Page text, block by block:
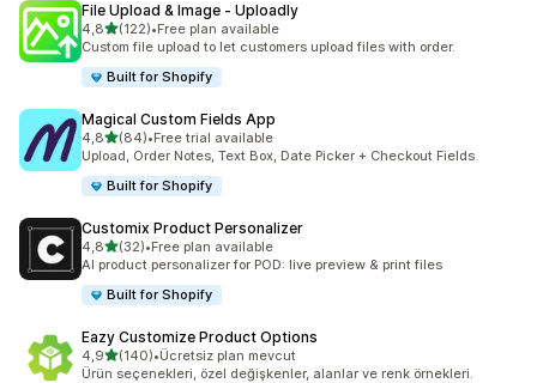
File Upload & Image ‑ Uploadly
4,85 yıldız üzerinden
(122)
toplam 122 değerlendirme
•Free plan available
Custom file upload to let customers upload files with order.
Built for Shopify
Magical Custom Fields App
4,85 yıldız üzerinden
(84)
toplam 84 değerlendirme
•Free trial available
Upload, Order Notes, Text Box, Date Picker + Checkout Fields
Built for Shopify
Customix Product Personalizer
4,85 yıldız üzerinden
(32)
toplam 32 değerlendirme
•Free plan available
AI product personalizer for POD: live preview & print files
Built for Shopify
Eazy Customize Product Options
4,95 yıldız üzerinden
(140)
toplam 140 değerlendirme
•Ücretsiz plan mevcut
Ürün seçenekleri, özel değişkenler, alanlar ve renk örnekleri.